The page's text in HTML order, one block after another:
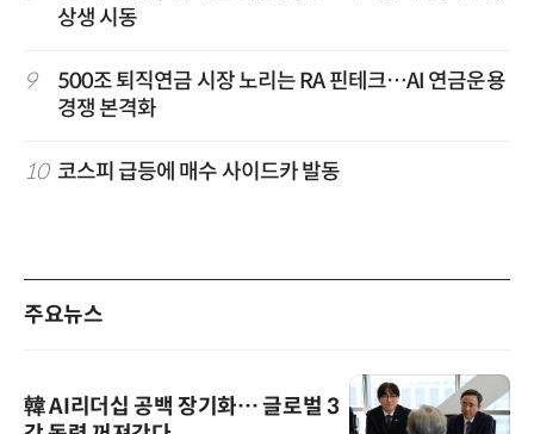
상생 시동
9
500조 퇴직연금 시장 노리는 RA 핀테크…AI 연금운용
경쟁 본격화
10 코스피 급등에 매수 사이드카 발동
주요뉴스
韓 AI리더십 공백 장기화… 글로벌 3